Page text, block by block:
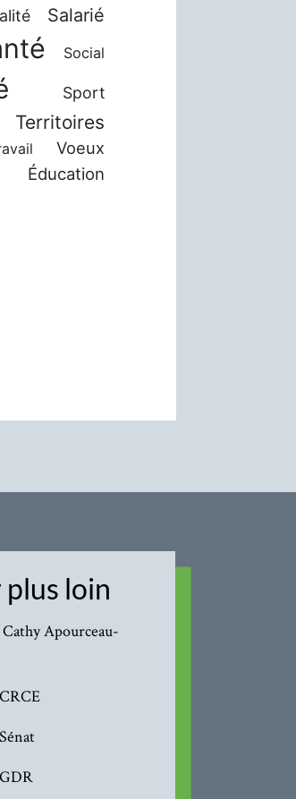
Salarié
Social
Sport
Territoires
Voeux
Éducation
loin
Cathy Apourceau-